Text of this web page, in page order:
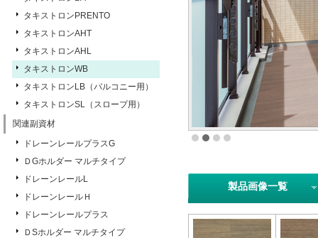
製品画像一覧
タキストロンPRENTO
タキストロンAHT
タキストロンAHL
タキストロンWB
タキストロンLB（バルコニー用）
タキストロンSL（スロープ用）
関連副資材
ドレーンレールプラスG
ＤGホルダー マルチタイプ
ドレーンレールL
ドレーンレールＨ
ドレーンレールプラス
ＤSホルダー マルチタイプ